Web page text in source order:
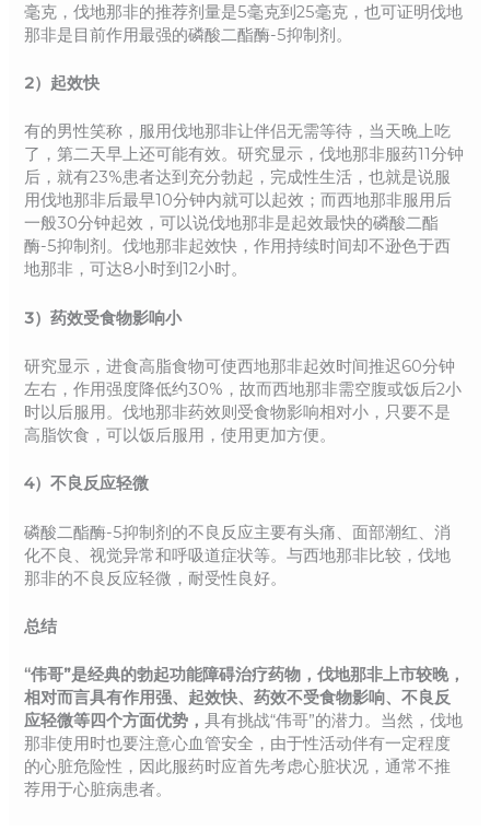
毫克，伐地那非的推荐剂量是5毫克到25毫克，也可证明伐地
那非是目前作用最强的磷酸二酯酶-5抑制剂。
2）起效快
有的男性笑称，服用伐地那非让伴侣无需等待，当天晚上吃
了，第二天早上还可能有效。研究显示，伐地那非服药11分钟
后，就有23%患者达到充分勃起，完成性生活，也就是说服
用伐地那非后最早10分钟内就可以起效；而西地那非服用后
一般30分钟起效，可以说伐地那非是起效最快的磷酸二酯
酶-5抑制剂。伐地那非起效快，作用持续时间却不逊色于西
地那非，可达8小时到12小时。
3）药效受食物影响小
研究显示，进食高脂食物可使西地那非起效时间推迟60分钟
左右，作用强度降低约30%，故而西地那非需空腹或饭后2小
时以后服用。伐地那非药效则受食物影响相对小，只要不是
高脂饮食，可以饭后服用，使用更加方便。
4）不良反应轻微
磷酸二酯酶-5抑制剂的不良反应主要有头痛、面部潮红、消
化不良、视觉异常和呼吸道症状等。与西地那非比较，伐地
那非的不良反应轻微，耐受性良好。
总结
“伟哥”是经典的勃起功能障碍治疗药物，伐地那非上市较晚，
相对而言具有作用强、起效快、药效不受食物影响、不良反
应轻微等四个方面优势，具有挑战“伟哥”的潜力。当然，伐地
那非使用时也要注意心血管安全，由于性活动伴有一定程度
的心脏危险性，因此服药时应首先考虑心脏状况，通常不推
荐用于心脏病患者。